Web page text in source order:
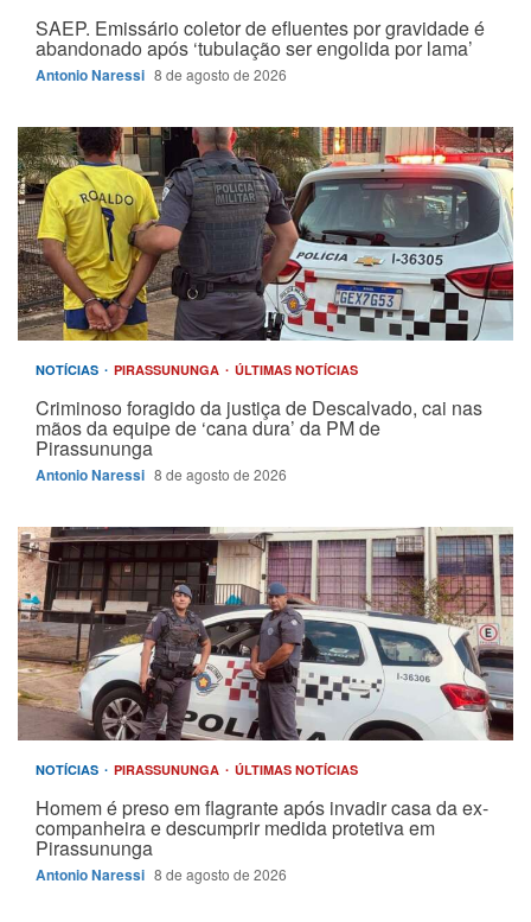
SAEP. Emissário coletor de efluentes por gravidade é
abandonado após ‘tubulação ser engolida por lama’
Antonio Naressi 8 de agosto de 2026
NOTÍCIAS PIRASSUNUNGA ÚLTIMAS NOTÍCIAS
Criminoso foragido da justiça de Descalvado, cai nas
mãos da equipe de ‘cana dura’ da PM de
Pirassununga
Antonio Naressi 8 de agosto de 2026
NOTÍCIAS PIRASSUNUNGA ÚLTIMAS NOTÍCIAS
Homem é preso em flagrante após invadir casa da ex-
companheira e descumprir medida protetiva em
Pirassununga
Antonio Naressi 8 de agosto de 2026